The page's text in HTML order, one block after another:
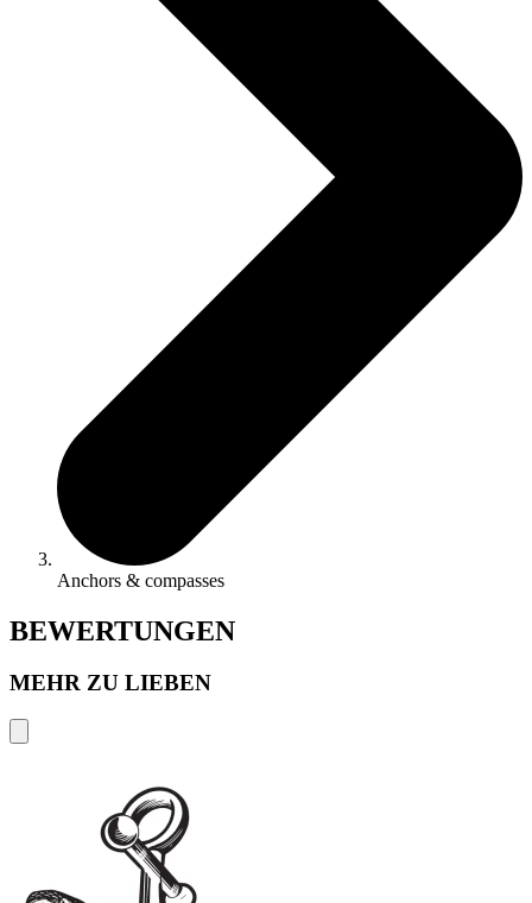
Anchors & compasses
BEWERTUNGEN
MEHR ZU LIEBEN